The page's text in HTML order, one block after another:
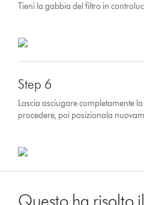
Tieni la gabbia del filtro in
Step 6
Lascia asciugare completamente
procedere, poi posizionala
Questo ha risolto